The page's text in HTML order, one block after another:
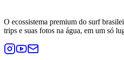
O ecossistema premium do surf
trips e suas fotos na água, em um só